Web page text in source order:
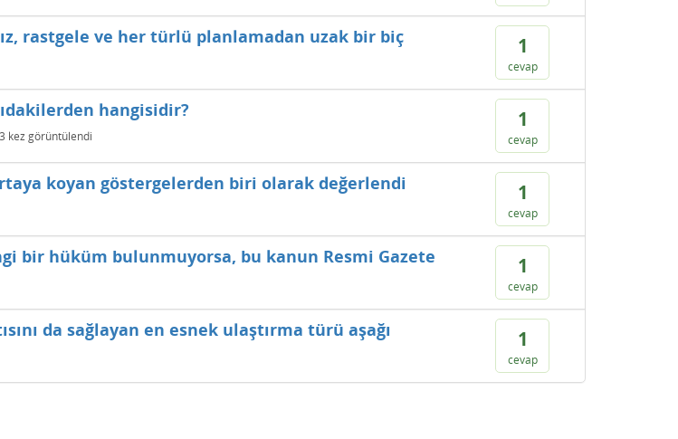
1
cevap
rastgele ve her türlü planlamadan uzak bir biç
1
cevap
hangisidir?
kez görüntülendi
1
cevap
koyan göstergelerden biri olarak değerlendi
1
cevap
hüküm bulunmuyorsa, bu kanun Resmi Gazete
1
cevap
da sağlayan en esnek ulaştırma türü aşağı